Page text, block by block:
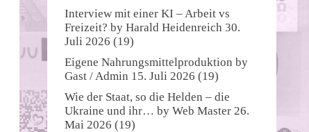
Interview mit einer KI – Arbeit vs
Freizeit? by Harald Heidenreich 30.
Juli 2026 (19)
Eigene Nahrungsmittelproduktion by
Gast / Admin 15. Juli 2026 (19)
Wie der Staat, so die Helden – die
Ukraine und ihr… by Web Master 26.
Mai 2026 (19)